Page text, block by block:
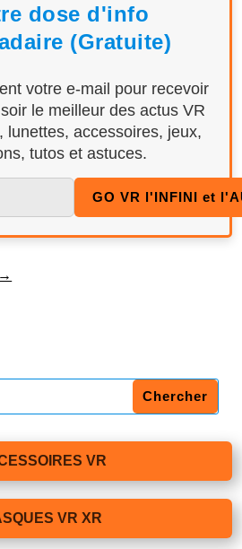
dose d'info
(Gratuite)
votre e-mail pour recevoir
le meilleur des actus VR
lunettes, accessoires, jeux,
tutos et astuces.
→
VR
VR XR